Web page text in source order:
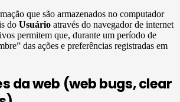
que são armazenados no computador
do Usuário através do navegador de internet
permitem que, durante um período de
das ações e preferências registradas em
da web (web bugs, clear